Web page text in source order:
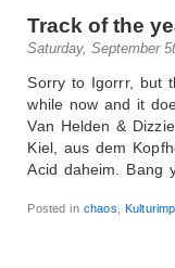
Track of the
Saturday, September
Sorry to Igorrr, but
while now and it
Van Helden &
Kiel, aus dem
Acid daheim. Bang
Posted inchaos ,